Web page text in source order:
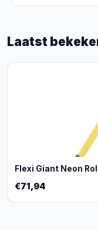
Laatst
Flexi Giant Neon
€71,94